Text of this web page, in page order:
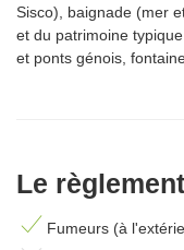
Sisco), baignade (mer
et du patrimoine
et ponts génois,
Le
Fumeurs (à